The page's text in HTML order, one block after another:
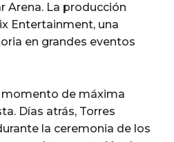
Arena. La producción
Entertainment, una
en grandes eventos
momento de máxima
Días atrás, Torres
la ceremonia de los